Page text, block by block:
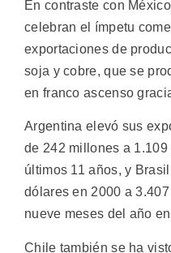
En contraste con
celebran el ímpetu
exportaciones de
soja y cobre, que se
en franco ascenso
Argentina elevó sus
de 242 millones a
últimos 11 años, y
dólares en 2000 a
nueve meses del año
Chile también se ha